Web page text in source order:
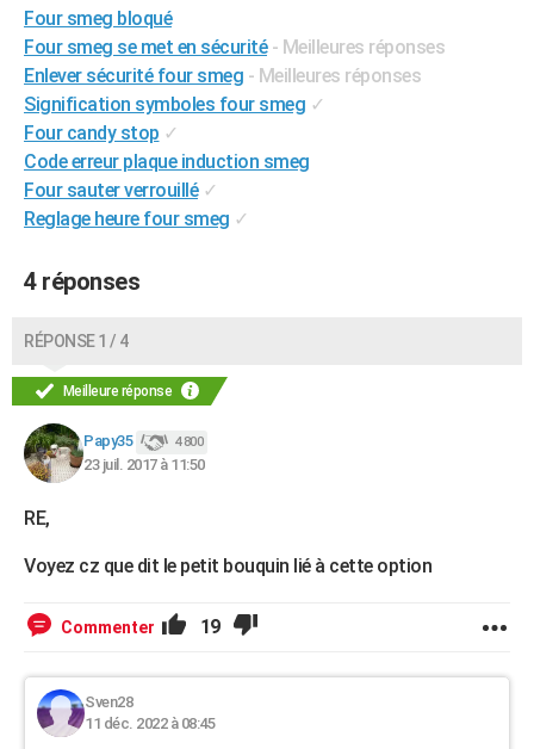
PHOTO
GUIDES D'ACHAT
BONS PLANS
CARTE DE VOEUX
Carte de Noël
Carte Bonne année
Carte Saint-Valentin
Carte Pâques
Carte d'anniversaire
DICTIONNAIRE
COPAINS D'AVANT
S'inscrire
Se connecter
Lycées
Collèges
Primaires
Universités
Entreprises
Service militaire
Avis de recherche
AVIS DE DÉCÈS
FORUM
Bricolage
Lifestyle
Culture
Sport
Auto
Television
Voyage
Cinema
Four smeg bloqué
Four smeg se met en sécurité - Meilleures réponses
Enlever sécurité four smeg - Meilleures réponses
Signification symboles four smeg ✓
Four candy stop ✓
Code erreur plaque induction smeg
Four sauter verrouillé ✓
Reglage heure four smeg ✓
4 réponses
RÉPONSE 1 / 4
Meilleure réponse
Papy35 4 800
23 juil. 2017 à 11:50
RE,
Voyez cz que dit le petit bouquin lié à cette option
Commenter 19
Sven28
11 déc. 2022 à 08:45